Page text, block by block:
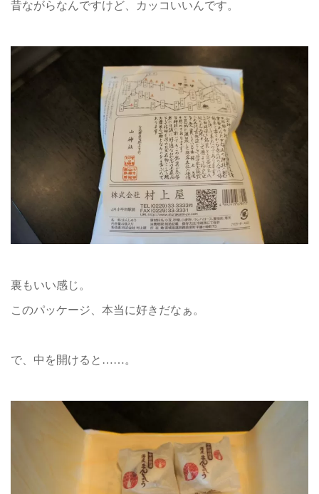
昔ながらなんですけど、カッコいいんです。
裏もいい感じ。
このパッケージ、本当に好きだなぁ。
で、中を開けると……。